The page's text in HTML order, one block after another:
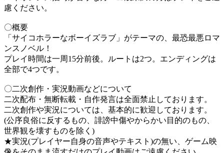
慮ください。
〇概要
「サイコホラーなボーイズラブ」がテーマの、最恐最悪ロマ
ンスノベル！
プレイ時間は一周15分前後。ルートは2つ。エンディングは
全部で4つです。
〇二次創作・実況動画などについて
二次配布・無断転載・自作発言は全面禁止しております。
二次創作や実況については、基本的に歓迎しております。
(公序良俗に反するもの、誹謗中傷やからかい目的のもの、
世界観を壊すものを除く)
★実況(プレイヤー自身の音声やテキスト)の無い、ゲーム映